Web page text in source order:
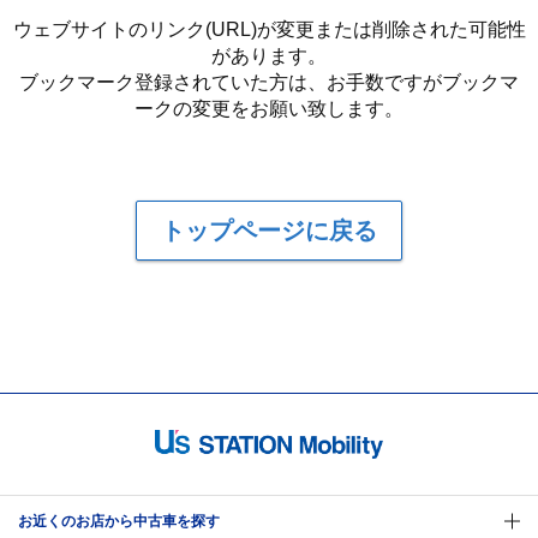
ウェブサイトのリンク(URL)が変更または削除された可能性
があります。
ブックマーク登録されていた方は、お手数ですがブックマ
ークの変更をお願い致します。
トップページに戻る
お近くのお店から中古車を探す